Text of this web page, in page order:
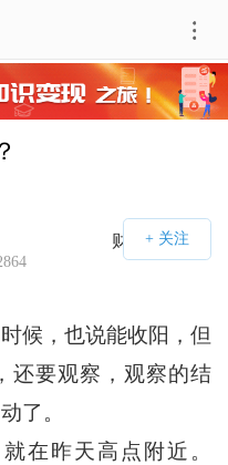
财经号APP
候，也说能收阳，但
还要观察，观察的结
了。
在昨天高点附近。